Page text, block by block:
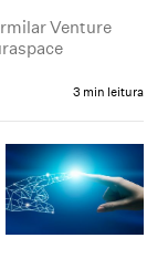
Venture
3 min leitura